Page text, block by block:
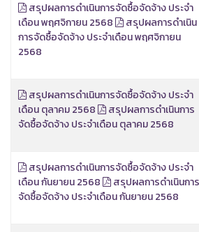
สรุปผลการดำเนินการจัดซื้อจัดจ้าง ประจำ
เดือน พฤศจิกายน 2568
สรุปผลการดำเนิน
การจัดซื้อจัดจ้าง ประจำเดือน พฤศจิกายน
2568
สรุปผลการดำเนินการจัดซื้อจัดจ้าง ประจำ
เดือน ตุลาคม 2568
สรุปผลการดำเนินการ
จัดซื้อจัดจ้าง ประจำเดือน ตุลาคม 2568
สรุปผลการดำเนินการจัดซื้อจัดจ้าง ประจำ
เดือน กันยายน 2568
สรุปผลการดำเนินการ
จัดซื้อจัดจ้าง ประจำเดือน กันยายน 2568